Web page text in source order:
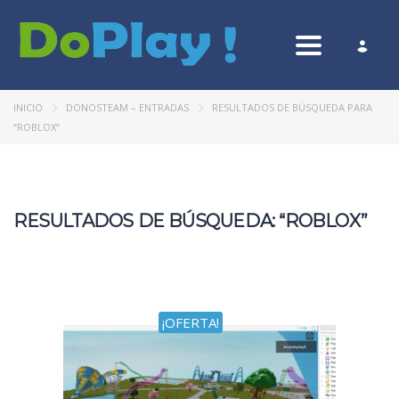
Toggle
INICIO DONOSTEAM – ENTRADAS
RESULTADOS DE BÚSQUEDA PARA
“ROBLOX”
RESULTADOS DE BÚSQUEDA: “ROBLOX”
¡OFERTA!